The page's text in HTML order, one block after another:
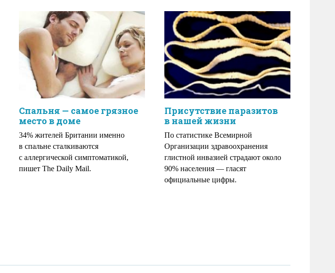
Спальня — самое грязное
место в доме
34% жителей Британии именно
в спальне сталкиваются
с аллергической симптоматикой,
пишет The Daily Mail.
Присутствие паразитов
в нашей жизни
По статистике Всемирной
Организации здравоохранения
глистной инвазией страдают около
90% населения — гласят
официальные цифры.